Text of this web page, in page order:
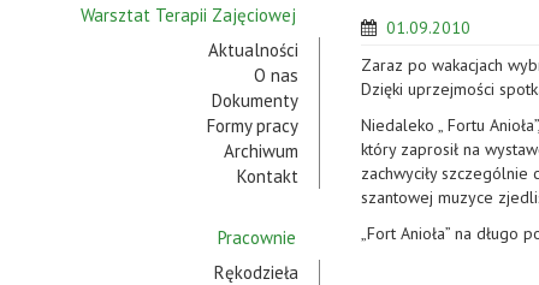
Warsztat Terapii Zajęciowej
Aktualności
O nas
Dokumenty
Formy pracy
Archiwum
Kontakt
Pracownie
Rękodzieła
01.09.2010
Zaraz po wakacjach
Dzięki uprzejmości
Niedaleko „ Fortu
który zaprosił na
zachwyciły szczególnie
szantowej muzyce
„Fort Anioła” na długo